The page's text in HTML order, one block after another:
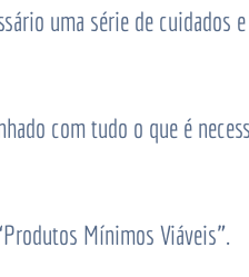
uma série de cuidados
com tudo o que é
Mínimos Viáveis”.